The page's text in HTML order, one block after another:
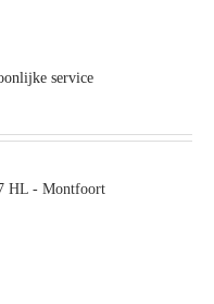
service
HL - Montfoort